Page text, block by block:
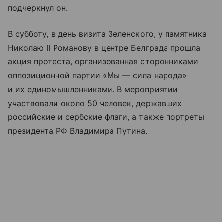
подчеркнул он.
В субботу, в день визита Зеленского, у памятника
Николаю II Романову в центре Белграда прошла
акция протеста, организованная сторонниками
оппозиционной партии «Мы — сила народа»
и их единомышленниками. В мероприятии
участвовали около 50 человек, державших
российские и сербские флаги, а также портреты
президента РФ Владимира Путина.